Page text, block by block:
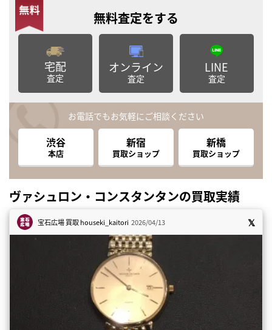
無料査定をする
宅配
査定
オンライン
査定
LINE
査定
お電話でもお気軽にご相談ください
渋谷
本店
新宿
買取ショップ
新橋
買取ショップ
ヴァシュロン・コンスタンタンの買取実績
宝石広場 買取houseki_kaitori 2026/04/13